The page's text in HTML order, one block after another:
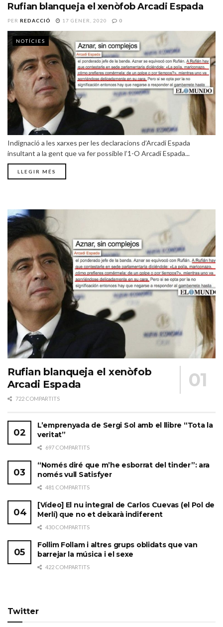
Rufian blanqueja el xenòfob Arcadi Espada
PER REDACCIÓ 17 GENER, 2020 0
NOTÍCIES
Indignació a les xarxes per les declaracions d’Arcadi Espada
insultant a la gent que va fer possible l’1-O Arcadi Espada...
LLEGIR MÉS
Rufian blanqueja el xenòfob
Arcadi Espada
722 COMPARTITS
L’emprenyada de Sergi Sol amb el llibre “Tota la
veritat”
697 COMPARTITS
“Només diré que m’he esborrat del tinder”: ara
només vull Satisfyer
481 COMPARTITS
[Vídeo] El nu integral de Carlos Cuevas (el Pol de
Merlí) que no et deixarà indiferent
430 COMPARTITS
Follim Follam i altres grups oblidats que van
barrejar la música i el sexe
422 COMPARTITS
Twitter